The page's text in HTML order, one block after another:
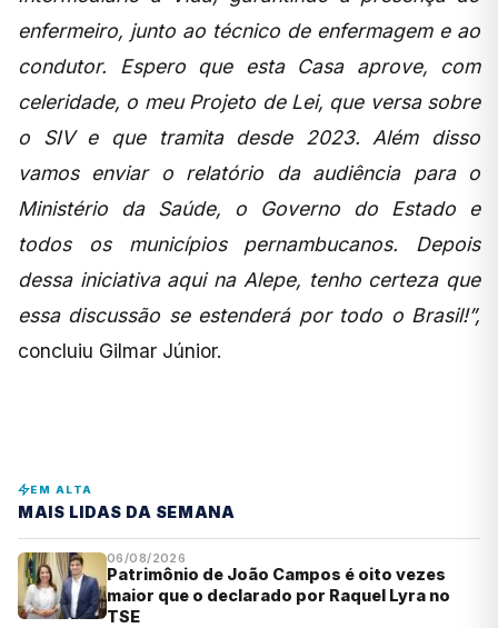
enfermeiro, junto ao técnico de enfermagem e ao
condutor. Espero que esta Casa aprove, com
celeridade, o meu Projeto de Lei, que versa sobre
o SIV e que tramita desde 2023. Além disso
vamos enviar o relatório da audiência para o
Ministério da Saúde, o Governo do Estado e
todos os municípios pernambucanos. Depois
dessa iniciativa aqui na Alepe, tenho certeza que
essa discussão se estenderá por todo o Brasil!”,
concluiu Gilmar Júnior.
EM ALTA
MAIS LIDAS DA SEMANA
06/08/2026
Patrimônio de João Campos é oito vezes
maior que o declarado por Raquel Lyra no
TSE